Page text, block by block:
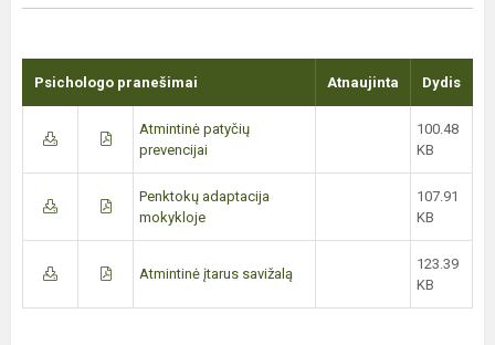
Psichologo pranešimai Atnaujinta Dydis
Atmintinė patyčių
prevencijai
100.48
KB
Penktokų adaptacija
mokykloje
107.91
KB
Atmintinė įtarus savižalą
123.39
KB